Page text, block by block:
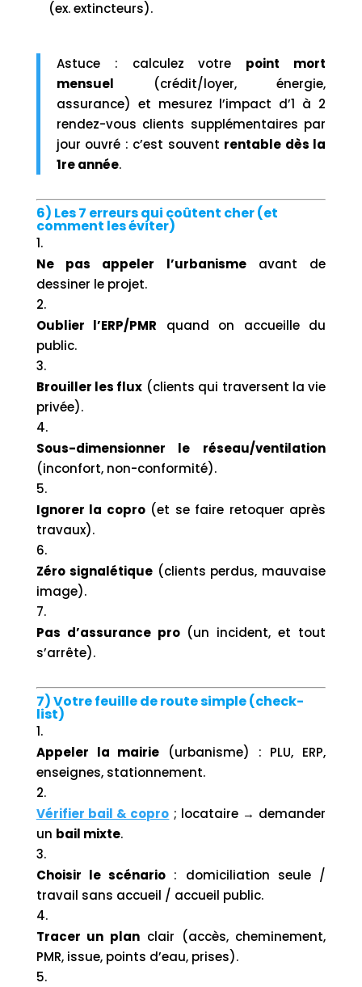
(ex. extincteurs).
Astuce : calculez votre point mort
mensuel (crédit/loyer, énergie,
assurance) et mesurez l’impact d’1 à 2
rendez-vous clients supplémentaires par
jour ouvré : c’est souvent rentable dès la
1re année.
6) Les 7 erreurs qui coûtent cher (et
comment les éviter)
Ne pas appeler l’urbanismeavant de
dessiner le projet.
Oublier l’ERP/PMR quand on accueille du
public.
Brouiller les flux (clients qui traversent la vie
privée).
Sous-dimensionner le réseau/ventilation
(inconfort, non-conformité).
Ignorer la copro(et se faire retoquer après
travaux).
Zéro signalétique(clients perdus, mauvaise
image).
Pas d’assurance pro(un incident, et tout
s’arrête).
7) Votre feuille de route simple (check-
list)
Appeler la mairie (urbanisme) : PLU, ERP,
enseignes, stationnement.
Vérifier bail & copro ; locataire → demander
un bail mixte.
Choisir le scénario : domiciliation seule /
travail sans accueil / accueil public.
Tracer un plan clair (accès, cheminement,
PMR, issue, points d’eau, prises).